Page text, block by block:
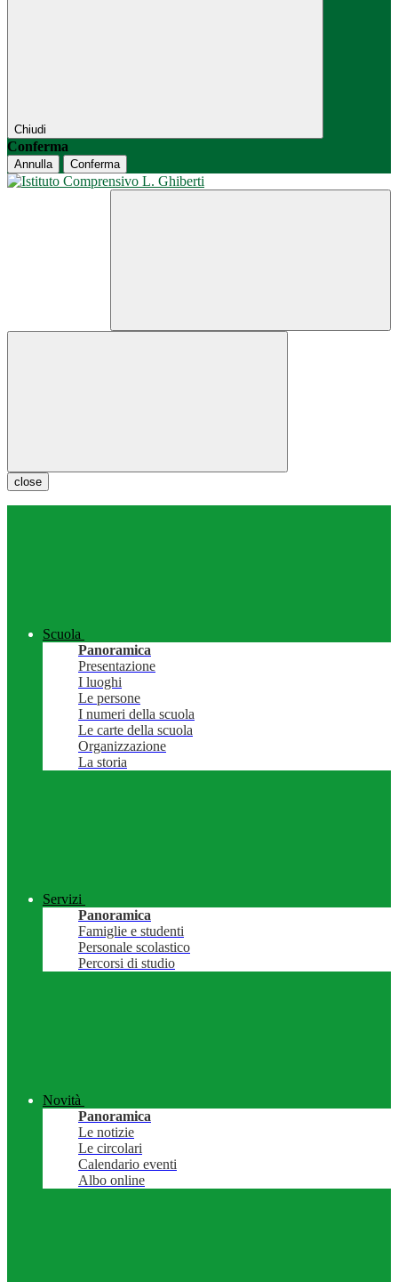
Chiudi
Conferma
Annulla Conferma
close
Scuola
Panoramica
Presentazione
I luoghi
Le persone
I numeri della scuola
Le carte della scuola
Organizzazione
La storia
Servizi
Panoramica
Famiglie e studenti
Personale scolastico
Percorsi di studio
Novità
Panoramica
Le notizie
Le circolari
Calendario eventi
Albo online